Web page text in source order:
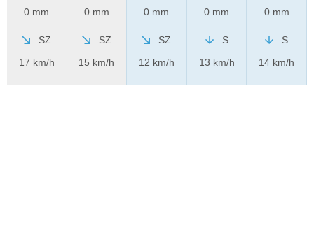
0 mm
SZ
17 km/h
0 mm
SZ
15 km/h
0 mm
SZ
12 km/h
0 mm
S
13 km/h
0 mm
S
14 km/h